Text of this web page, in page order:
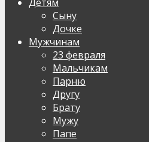
Сыну
Дочке
Мужчинам
23 февраля
Мальчикам
Парню
Другу
Брату
Мужу
Папе